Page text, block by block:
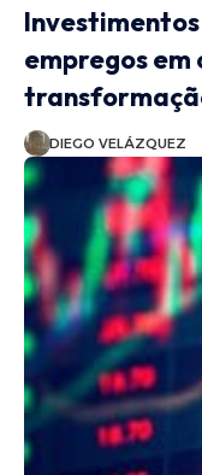
empregos em
DIEGO VELÁZQUEZ